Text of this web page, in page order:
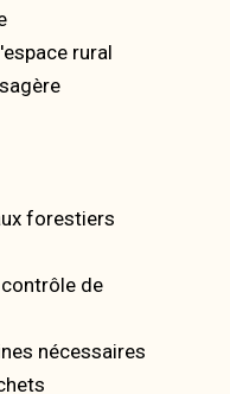
rural
forestiers
de
nécessaires